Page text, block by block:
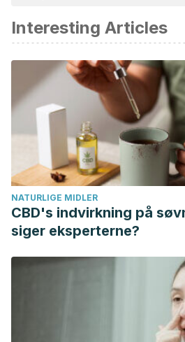
Gallego JG. Editorial 74 Arch Med
75.
Actividad física [Internet]. [citado
Disponible en: https://
sheets/detail/physical-activity
Estilos de vida saludable – ¿Qué
[citado 15 de abril de 2020].
http://
Salinas Martínez F, Cocca A,
Ramírez K. Actividad Física y
sobre la salud y calidad de vida
Physical activity and sedentary
and quality of life of older
de 2020];17:126–9. Disponible
Mischel NA, Llewellyn-Smith IJ,
(in)activity-dependent structural
Interesting Articles
NATURLIGE MIDLER
CBD's indvirkning på
siger eksperterne?